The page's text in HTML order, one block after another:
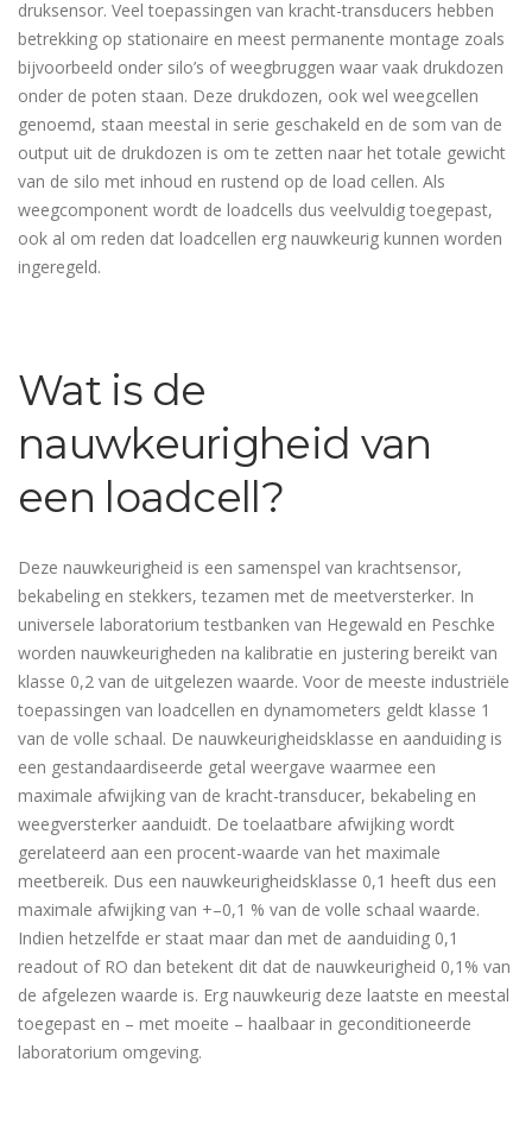
druksensor. Veel toepassingen van kracht-transducers hebben
betrekking op stationaire en meest permanente montage zoals
bijvoorbeeld onder silo’s of weegbruggen waar vaak drukdozen
onder de poten staan. Deze drukdozen, ook wel weegcellen
genoemd, staan meestal in serie geschakeld en de som van de
output uit de drukdozen is om te zetten naar het totale gewicht
van de silo met inhoud en rustend op de load cellen. Als
weegcomponent wordt de loadcells dus veelvuldig toegepast,
ook al om reden dat loadcellen erg nauwkeurig kunnen worden
ingeregeld.
Wat is de
nauwkeurigheid van
een loadcell?
Deze nauwkeurigheid is een samenspel van krachtsensor,
bekabeling en stekkers, tezamen met de meetversterker. In
universele laboratorium testbanken van Hegewald en Peschke
worden nauwkeurigheden na kalibratie en justering bereikt van
klasse 0,2 van de uitgelezen waarde. Voor de meeste industriële
toepassingen van loadcellen en dynamometers geldt klasse 1
van de volle schaal. De nauwkeurigheidsklasse en aanduiding is
een gestandaardiseerde getal weergave waarmee een
maximale afwijking van de kracht-transducer, bekabeling en
weegversterker aanduidt. De toelaatbare afwijking wordt
gerelateerd aan een procent-waarde van het maximale
meetbereik. Dus een nauwkeurigheidsklasse 0,1 heeft dus een
maximale afwijking van +–0,1 % van de volle schaal waarde.
Indien hetzelfde er staat maar dan met de aanduiding 0,1
readout of RO dan betekent dit dat de nauwkeurigheid 0,1% van
de afgelezen waarde is. Erg nauwkeurig deze laatste en meestal
toegepast en – met moeite – haalbaar in geconditioneerde
laboratorium omgeving.